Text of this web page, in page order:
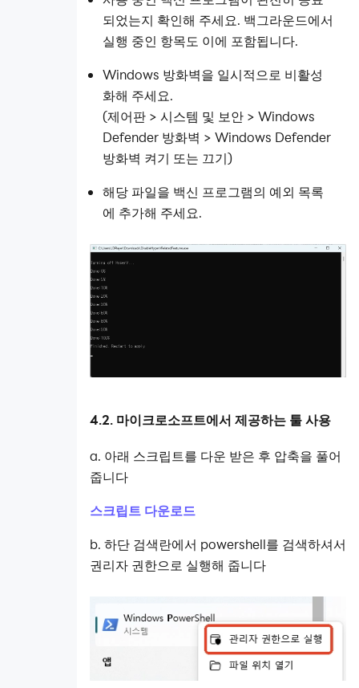
되었는지 확인해 주세요. 백그라운드에서
실행 중인 항목도 이에 포함됩니다.
Windows 방화벽을 일시적으로 비활성
화해 주세요.
(제어판 > 시스템 및 보안 > Windows
Defender 방화벽 > Windows Defender
방화벽 켜기 또는 끄기)
해당 파일을 백신 프로그램의 예외 목록
에 추가해 주세요.
4.2. 마이크로소프트에서 제공하는 툴 사용
a. 아래 스크립트를 다운 받은 후 압축을 풀어
줍니다
스크립트 다운로드
b. 하단 검색란에서 powershell를 검색하셔서
권리자 권한으로 실행해 줍니다